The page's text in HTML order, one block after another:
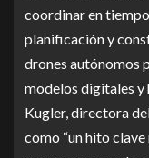
coordinar en
planificación y
drones autónomos
modelos digitales y
Kugler, directora
como “un hito